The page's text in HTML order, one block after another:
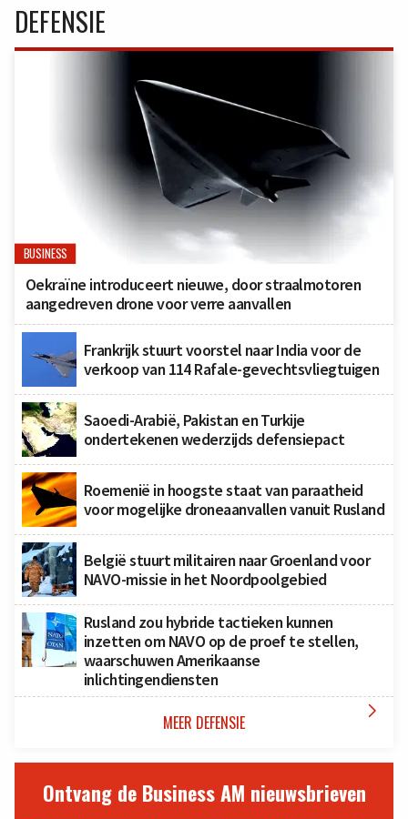
DEFENSIE
BUSINESS
Oekraïne introduceert nieuwe, door straalmotoren
aangedreven drone voor verre aanvallen
Frankrijk stuurt voorstel naar India voor de
verkoop van 114 Rafale-gevechtsvliegtuigen
Saoedi-Arabië, Pakistan en Turkije
ondertekenen wederzijds defensiepact
Roemenië in hoogste staat van paraatheid
voor mogelijke droneaanvallen vanuit Rusland
België stuurt militairen naar Groenland voor
NAVO-missie in het Noordpoolgebied
Rusland zou hybride tactieken kunnen
inzetten om NAVO op de proef te stellen,
waarschuwen Amerikaanse
inlichtingendiensten
MEER DEFENSIE 
Ontvang de Business AM nieuwsbrieven